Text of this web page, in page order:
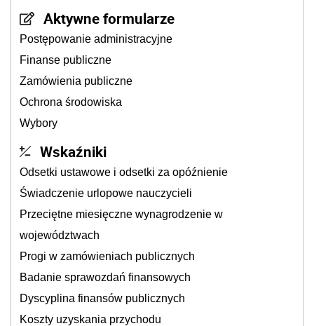
Aktywne formularze
Postępowanie administracyjne
Finanse publiczne
Zamówienia publiczne
Ochrona środowiska
Wybory
Wskaźniki
Odsetki ustawowe i odsetki za opóźnienie
Świadczenie urlopowe nauczycieli
Przeciętne miesięczne wynagrodzenie w
województwach
Progi w zamówieniach publicznych
Badanie sprawozdań finansowych
Dyscyplina finansów publicznych
Koszty uzyskania przychodu